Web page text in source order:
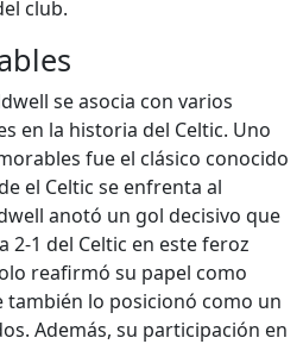
club.
se asocia con varios
en la historia del Celtic. Uno
fue el clásico conocido
el Celtic se enfrenta al
anotó un gol decisivo que
1 del Celtic en este feroz
reafirmó su papel como
también lo posicionó como un
Además, su participación en